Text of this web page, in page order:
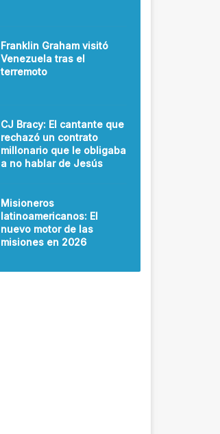
Franklin Graham visitó
Venezuela tras el
terremoto
CJ Bracy: El cantante que
rechazó un contrato
millonario que le obligaba
a no hablar de Jesús
Misioneros
latinoamericanos: El
nuevo motor de las
misiones en 2026